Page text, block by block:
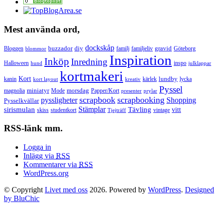
Mest använda ord,
Bloggen blommor buzzador diy dockskåp familj familjeliv gravid Göteborg
Halloween hund Inköp Inredning Inspiration inspo julklappar
kanin Kort kort layout kortmakeri kreativ kärlek lundby lycka
magnolia miniatyr Mode morsdag Papper/Kort presenter prylar Pyssel
Pysselkvällar pyssligheter scrapbook scrapbooking Shopping
sirismulan skiss studentkort Stämplar Tjejträff Tävling vintage vitt
RSS-länk mm.
Logga in
Inlägg via RSS
Kommentarer via RSS
WordPress.org
© Copyright Livet med oss 2026. Powered by WordPress. Designed
by BluChic